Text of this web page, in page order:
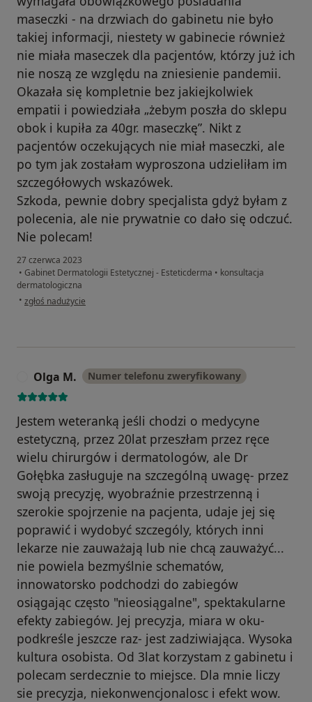
maseczki - na drzwiach do gabinetu nie było
takiej informacji, niestety w gabinecie również
nie miała maseczek dla pacjentów, którzy już ich
nie noszą ze względu na zniesienie pandemii.
Okazała się kompletnie bez jakiejkolwiek
empatii i powiedziała „żebym poszła do sklepu
obok i kupiła za 40gr. maseczkę”. Nikt z
pacjentów oczekujących nie miał maseczki, ale
po tym jak zostałam wyproszona udzieliłam im
szczegółowych wskazówek.
Szkoda, pewnie dobry specjalista gdyż byłam z
polecenia, ale nie prywatnie co dało się odczuć.
Nie polecam!
27 czerwca 2023
• Gabinet Dermatologii Estetycznej - Esteticderma • konsultacja
dermatologiczna
• w opinii użytkownika Lucyna
zgłoś nadużycie
Olga M. Numer telefonu zweryfikowany
Jestem weteranką jeśli chodzi o medycyne
estetyczną, przez 20lat przeszłam przez ręce
wielu chirurgów i dermatologów, ale Dr
Gołębka zasługuje na szczególną uwagę- przez
swoją precyzję, wyobraźnie przestrzenną i
szerokie spojrzenie na pacjenta, udaje jej się
poprawić i wydobyć szczególy, których inni
lekarze nie zauważają lub nie chcą zauważyć...
nie powiela bezmyślnie schematów,
innowatorsko podchodzi do zabiegów
osiągając często "nieosiągalne", spektakularne
efekty zabiegów. Jej precyzja, miara w oku-
podkreśle jeszcze raz- jest zadziwiająca. Wysoka
kultura osobista. Od 3lat korzystam z gabinetu i
polecam serdecznie to miejsce. Dla mnie liczy
sie precyzja, niekonwencjonalosc i efekt wow.